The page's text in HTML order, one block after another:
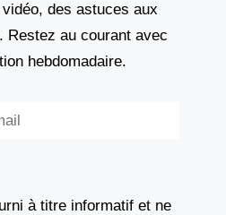
des astuces aux
Restez au courant avec
hebdomadaire.
à titre informatif et ne